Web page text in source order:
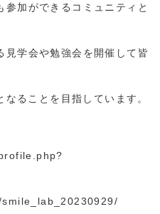
加ができるコミュニティと
見学会や勉強会を開催して皆
ることを目指しています。